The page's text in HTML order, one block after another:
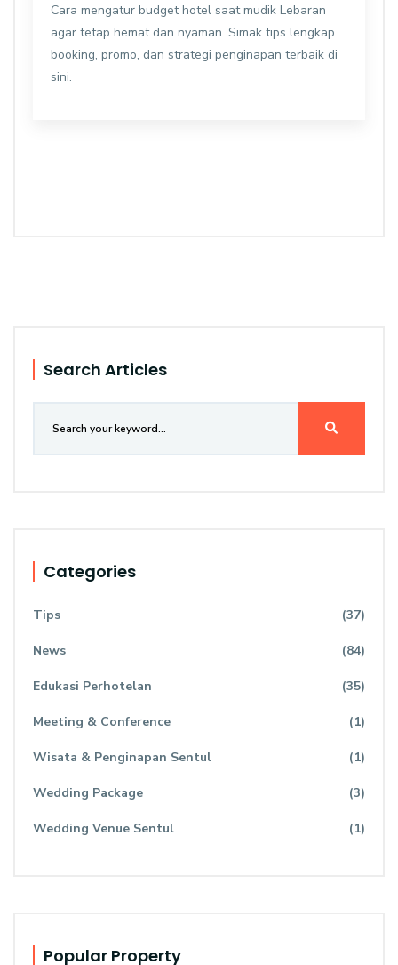
Cara mengatur budget hotel saat mudik Lebaran
agar tetap hemat dan nyaman. Simak tips lengkap
booking, promo, dan strategi penginapan terbaik di
sini.
Search Articles
Categories
Tips (37)
News (84)
Edukasi Perhotelan (35)
Meeting & Conference (1)
Wisata & Penginapan Sentul (1)
Wedding Package (3)
Wedding Venue Sentul (1)
Popular Property